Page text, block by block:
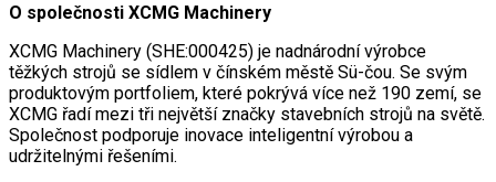
O společnosti XCMG Machinery
XCMG Machinery (SHE:000425) je nadnárodní výrobce
těžkých strojů se sídlem v čínském městě Sü-čou. Se svým
produktovým portfoliem, které pokrývá více než 190 zemí, se
XCMG řadí mezi tři největší značky stavebních strojů na světě.
Společnost podporuje inovace inteligentní výrobou a
udržitelnými řešeními.